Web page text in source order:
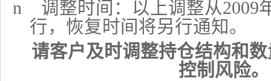
n
调整时间：以上调整从2009
行，恢复时间将另行通知。
请客户及时调整持仓结构和
控制风险。